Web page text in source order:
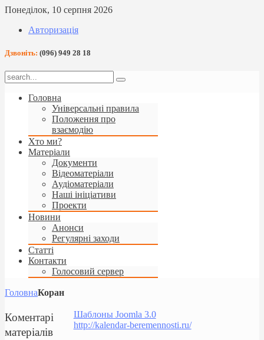
Понеділок, 10 серпня 2026
Авторизація
Дзвоніть: (096) 949 28 18
Головна
Універсальні правила
Положення про
взаємодію
Хто ми?
Матеріали
Документи
Відеоматеріали
Аудіоматеріали
Наші ініціативи
Проекти
Новини
Анонси
Регулярні заходи
Статті
Контакти
Голосовий сервер
ГоловнаКоран
Шаблоны Joomla 3.0
http://kalendar-beremennosti.ru/
Коментарі
матеріалів